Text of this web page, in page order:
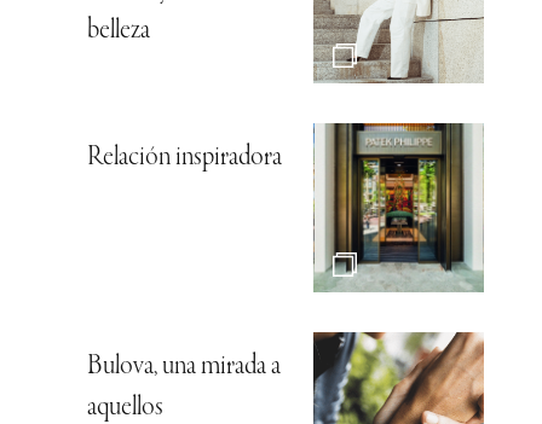
belleza
Relación inspiradora
Bulova, una mirada a
aquellos